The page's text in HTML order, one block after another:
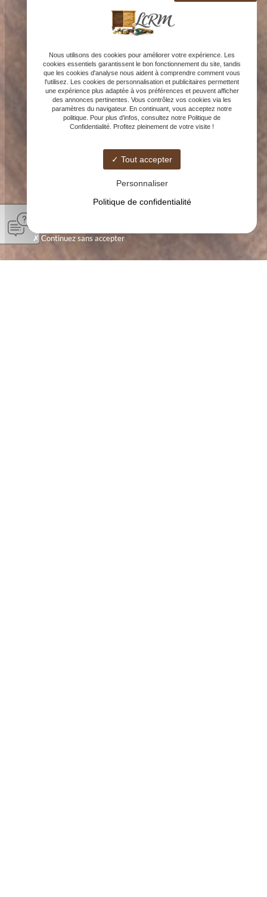
Nous utilisons des cookies pour améliorer votre expérience. Les
cookies essentiels garantissent le bon fonctionnement du site, tandis
que les cookies d'analyse nous aident à comprendre comment vous
l'utilisez. Les cookies de personnalisation et publicitaires permettent
une expérience plus adaptée à vos préférences et peuvent afficher
des annonces pertinentes. Vous contrôlez vos cookies via les
paramètres du navigateur. En continuant, vous acceptez notre
politique. Pour plus d'infos, consultez notre Politique de
Confidentialité. Profitez pleinement de votre visite !
Tout accepter
Personnaliser
Politique de confidentialité
Continuez sans accepter